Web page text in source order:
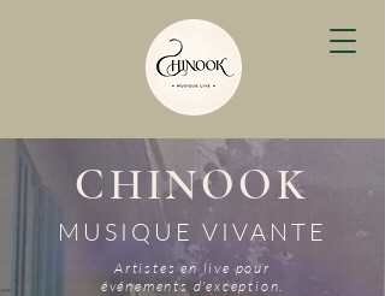
CHINOOK
MUSIQUE VIVANTE
Artistes en live pour
événements d'exception.